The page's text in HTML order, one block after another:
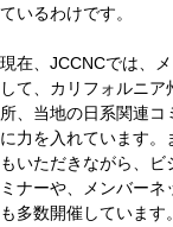
ているわけです。
現在、JCCNCでは、
して、カリフォルニ
所、当地の⽇系関連
に⼒を⼊れています。
もいただきながら、
ミナーや、メンバーネ
も多数開催していま